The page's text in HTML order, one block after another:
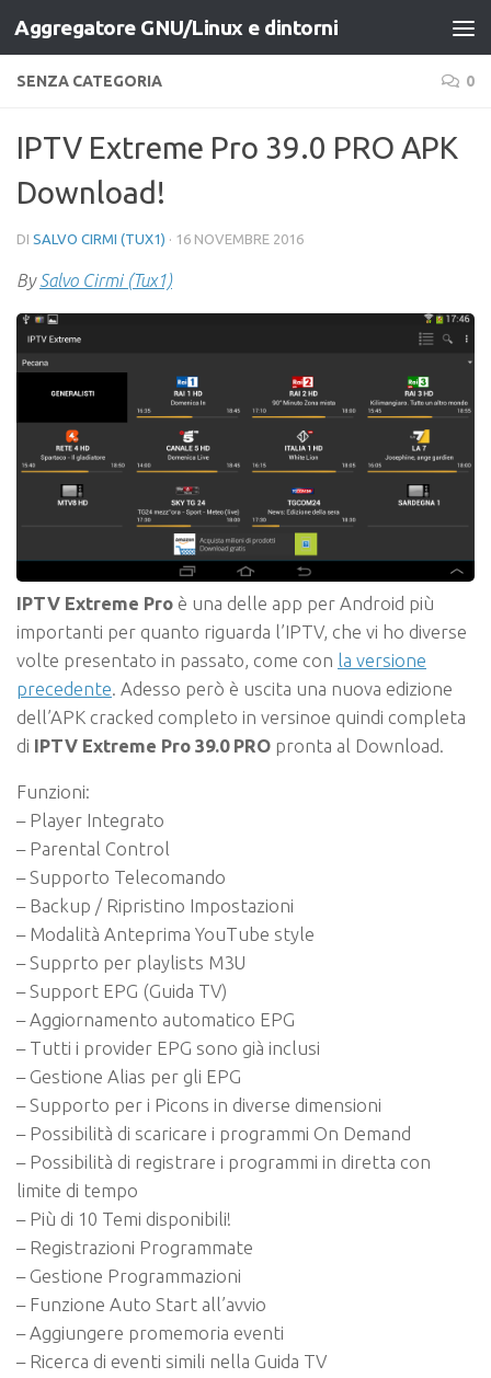
Salta al contenuto
Aggregatore GNU/Linux e dintorni
SENZA CATEGORIA 0
IPTV Extreme Pro 39.0 PRO APK
Download!
DI SALVO CIRMI (TUX1) · 16 NOVEMBRE 2016
BySalvo Cirmi (Tux1)
IPTV Extreme Pro è una delle app per Android più
importanti per quanto riguarda l’IPTV, che vi ho diverse
volte presentato in passato, come con la versione
precedente . Adesso però è uscita una nuova edizione
dell’APK cracked completo in versinoe quindi completa
di IPTV Extreme Pro 39.0 PRO pronta al Download.
Funzioni:
– Player Integrato
– Parental Control
– Supporto Telecomando
– Backup / Ripristino Impostazioni
– Modalità Anteprima YouTube style
– Supprto per playlists M3U
– Support EPG (Guida TV)
– Aggiornamento automatico EPG
– Tutti i provider EPG sono già inclusi
– Gestione Alias per gli EPG
– Supporto per i Picons in diverse dimensioni
– Possibilità di scaricare i programmi On Demand
– Possibilità di registrare i programmi in diretta con
limite di tempo
– Più di 10 Temi disponibili!
– Registrazioni Programmate
– Gestione Programmazioni
– Funzione Auto Start all’avvio
– Aggiungere promemoria eventi
– Ricerca di eventi simili nella Guida TV